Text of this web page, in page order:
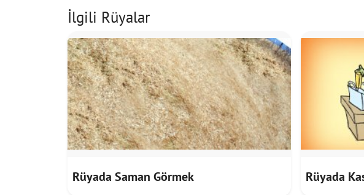
İlgili Rüyalar
Rüyada Saman Görmek Rüyada